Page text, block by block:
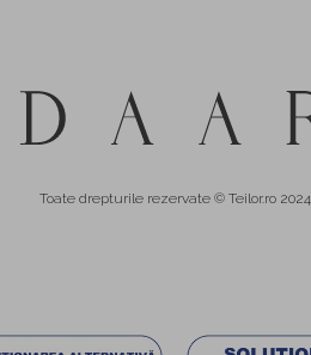
Toate drepturile rezervate © Teilor.ro 2024